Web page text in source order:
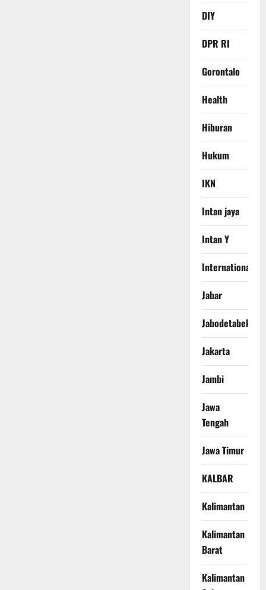
DIY
DPR RI
Gorontalo
Health
Hiburan
Hukum
IKN
Intan jaya
Intan Y
International
Jabar
Jabodetabek
Jakarta
Jambi
Jawa
Tengah
Jawa Timur
KALBAR
Kalimantan
Kalimantan
Barat
Kalimantan